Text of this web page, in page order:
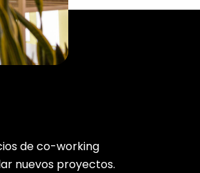
de co-working
nuevos proyectos.